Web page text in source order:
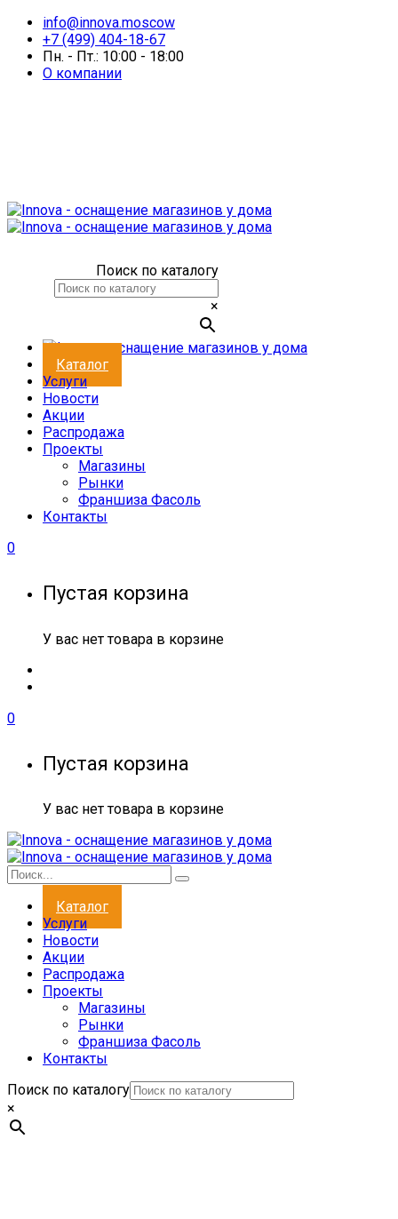
info@innova.moscow
+7 (499) 404-18-67
Пн. - Пт.: 10:00 - 18:00
О компании
Поиск по каталогу
×
Каталог
Услуги
Новости
Акции
Распродажа
Проекты
Магазины
Рынки
Франшиза Фасоль
Контакты
0
Пустая корзина
У вас нет товара в корзине
0
Пустая корзина
У вас нет товара в корзине
Каталог
Услуги
Новости
Акции
Распродажа
Проекты
Магазины
Рынки
Франшиза Фасоль
Контакты
Поиск по каталогу
×